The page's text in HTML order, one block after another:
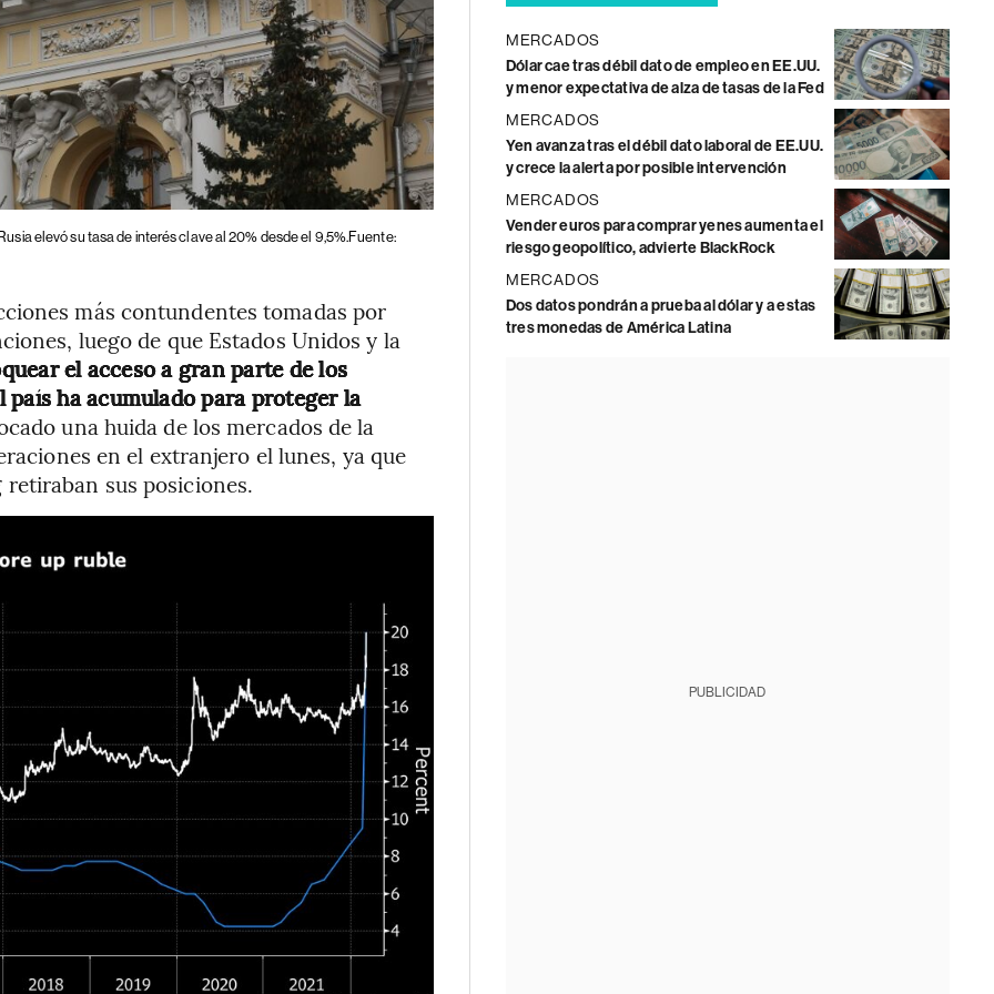
elevó su tasa de interés clave al 20% desde el 9,5%.Fuente:
más contundentes tomadas por
luego de que Estados Unidos y la
el acceso a gran parte de los
ha acumulado para proteger la
una huida de los mercados de la
en el extranjero el lunes, ya que
sus posiciones.
MERCADOS
Dólar cae tras débil dato de empleo en EE.UU.
y menor expectativa de alza de tasas de la Fed
MERCADOS
Yen avanza tras el débil dato laboral de EE.UU.
y crece la alerta por posible intervención
MERCADOS
Vender euros para comprar yenes aumenta el
riesgo geopolítico, advierte BlackRock
MERCADOS
Dos datos pondrán a prueba al dólar y a estas
tres monedas de América Latina
PUBLICIDAD